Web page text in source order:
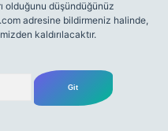
olduğunu düşündüğünüz
adresine bildirmeniz halinde,
kaldırılacaktır.